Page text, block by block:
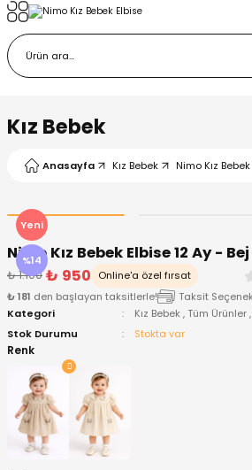
Kız Bebek
Anasayfa Kız Bebek Nimo Kız
Yeni
%14
Nimo Kız Bebek Elbise 12 Ay - Bej
₺ 1.100 ₺ 950 Online'a özel fırsat
₺ 181 den başlayan taksitlerle!
Taksit
Kategori
Kız Bebek ,Tüm Ürünler ,
Stok Durumu
Stokta var
Renk
Giyim
Takımı
Bere ve Eldiven
Body
ve Patik
Bere ve Eldiven
Body
ve Patik
Çıkışı ve Zıbın Seti
Takımı
Ürünleri